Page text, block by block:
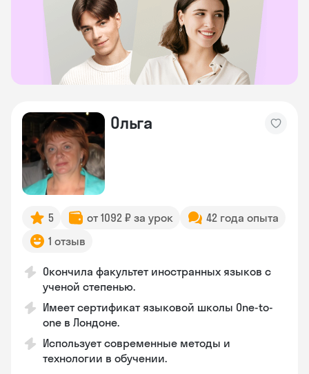
Ольга
5 от 1092 ₽ за урок
42 года опыта
1 отзыв
Окончила факультет иностранных языков с
ученой степенью.
Имеет сертификат языковой школы One-to-
one в Лондоне.
Использует современные методы и
технологии в обучении.